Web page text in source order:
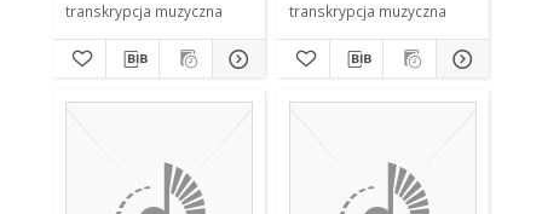
transkrypcja muzyczna transkrypcja muzyczna